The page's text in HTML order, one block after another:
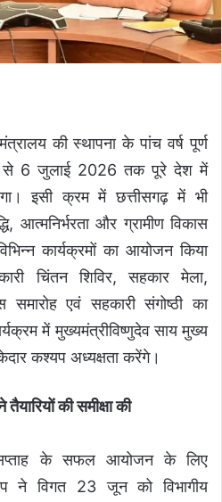
की स्थापना के पांच वर्ष पूर्ण
से 6 जुलाई 2026 तक पूरे देश में
इसी क्रम में छत्तीसगढ़ में भी
आत्मनिर्भरता और ग्रामीण विकास
कार्यक्रमों का आयोजन किया
चिंतन शिविर, सहकार मेला,
समारोह एवं सहकारी संगोष्ठी का
में मुख्यमंत्रीविष्णुदेव साय मुख्य
कश्यप अध्यक्षता करेंगे।
की समीक्षा की
के सफल आयोजन के लिए
ने विगत 23 जून को विभागीय